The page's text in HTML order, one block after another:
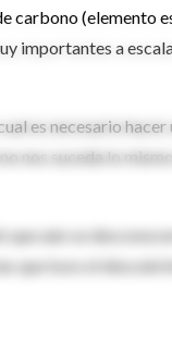
(elemento
importantes a
es necesario
nos suceda lo
aún se
que tuvo el